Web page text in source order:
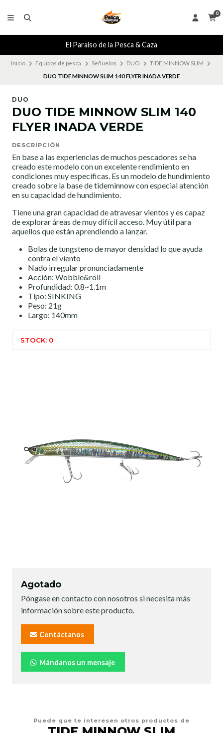
0
El Paraiso de la Pesca & Caza
Inicio Equipos de pesca Señuelos DUO
TIDE MINNOW SLIM
DUO TIDE MINNOW SLIM 140 FLYER INADA VERDE
DUO
DUO TIDE MINNOW SLIM 140
FLYER INADA VERDE
DESCRIPCIÓN
En base a las experiencias de muchos pescadores se ha
creado este modelo con un excelente rendimiento en
condiciones muy específicas. Es un modelo de hundimiento
creado sobre la base de tideminnow con especial atención
en su capacidad de hundimiento.
Tiene una gran capacidad de atravesar vientos y es capaz
de explorar áreas de muy difícil acceso. Muy útil para
aquellos que están aprendiendo a lanzar.
Bolas de tungsteno de mayor densidad lo que ayuda
contra el viento
Nado irregular pronunciadamente
Acción: Wobble&roll
Profundidad: 0.8~1.1m
Tipo: SINKING
Peso: 21g
Largo: 140mm
STOCK: 0
Agotado
Póngase en contacto con nosotros si necesita más
información sobre este producto.
Contáctanos
Mándanos un mensaje
Puede que te interesen otros productos de